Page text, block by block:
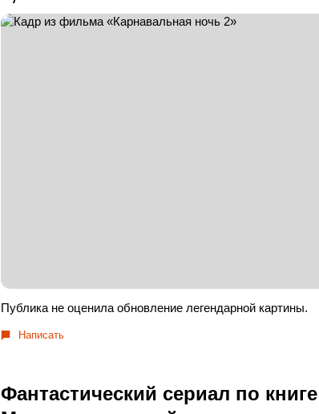
Публика не оценила обновление легендарной картины.
Написать
Фантастический сериал по